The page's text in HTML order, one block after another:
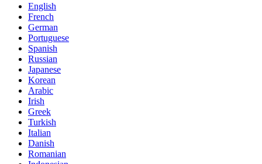
English
French
German
Portuguese
Spanish
Russian
Japanese
Korean
Arabic
Irish
Greek
Turkish
Italian
Danish
Romanian